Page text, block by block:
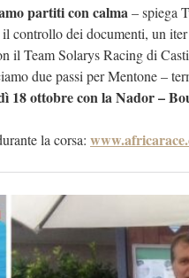
partiti con calma– spiega
controllo dei documenti, un
il Team Solarys Racing di
due passi per Mentone –
18 ottobre con la Nador –
la corsa: